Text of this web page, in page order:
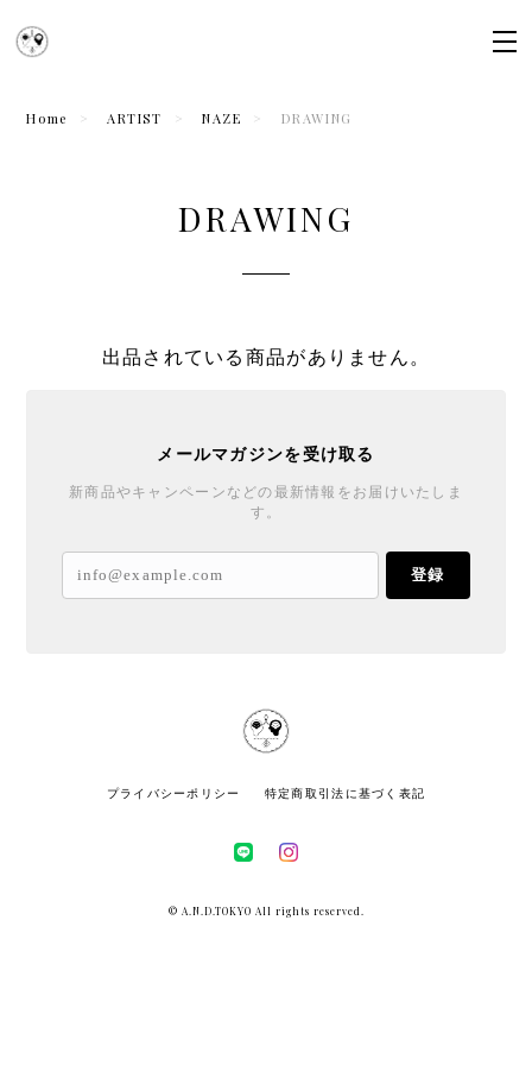
Home ARTIST NAZE DRAWING
DRAWING
出品されている商品がありません。
メールマガジンを受け取る
新商品やキャンペーンなどの最新情報をお届けいたしま
す。
登録
プライバシーポリシー 特定商取引法に基づく表記
© A.N.D.TOKYO All rights reserved.